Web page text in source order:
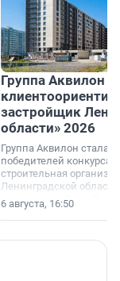
Группа Аквилон
застройщик
области» 2026
Группа Аквилон стала
победителей конкурса
строительная
Ленинградской области
номинации «Самый
застройщик
области».
6 августа, 16:50